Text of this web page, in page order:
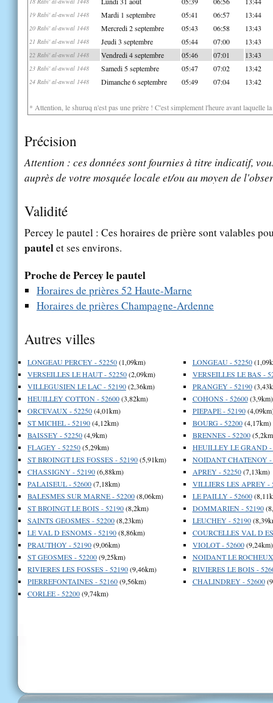
19 Rabi' al-awwal 1448 Mardi 1 septembre 05:41 06:57 13:44
20 Rabi' al-awwal 1448 Mercredi 2 septembre 05:43 06:58 13:43
21 Rabi' al-awwal 1448 Jeudi 3 septembre 05:44 07:00 13:43
22 Rabi' al-awwal 1448 Vendredi 4 septembre 05:46 07:01 13:43
23 Rabi' al-awwal 1448 Samedi 5 septembre 05:47 07:02 13:42
24 Rabi' al-awwal 1448 Dimanche 6 septembre 05:49 07:04 13:42
* Attention, le shuruq n'est pas une prière ! C'est simplement l'heure avant laquelle
Précision
Attention : ces données sont fournies à titre indicatif,
auprès de votre mosquée locale et/ou au moyen de
Validité
Percey le pautel : Ces horaires de prière sont valables
pautelet ses environs.
Proche de Percey le pautel
Horaires de prières 52 Haute-Marne
Horaires de prières Champagne-Ardenne
Autres villes
LONGEAU PERCEY - 52250(1,09km)
VERSEILLES LE HAUT - 52250(2,09km)
VILLEGUSIEN LE LAC - 52190(2,36km)
HEUILLEY COTTON - 52600(3,82km)
ORCEVAUX - 52250(4,01km)
ST MICHEL - 52190(4,12km)
BAISSEY - 52250(4,9km)
FLAGEY - 52250(5,29km)
ST BROINGT LES FOSSES - 52190(5,91km)
CHASSIGNY - 52190(6,88km)
PALAISEUL - 52600(7,18km)
BALESMES SUR MARNE - 52200(8,06km)
ST BROINGT LE BOIS - 52190(8,2km)
SAINTS GEOSMES - 52200(8,23km)
LE VAL D ESNOMS - 52190(8,86km)
PRAUTHOY - 52190(9,06km)
ST GEOSMES - 52200(9,25km)
RIVIERES LES FOSSES - 52190(9,46km)
PIERREFONTAINES - 52160(9,56km)
CORLEE - 52200(9,74km)
LONGEAU - 52250
VERSEILLES LE BAS -
PRANGEY - 52190
COHONS - 52600(3,9km)
PIEPAPE - 52190
BOURG - 52200(4,17km)
BRENNES - 52200
HEUILLEY LE GRAND -
NOIDANT CHATENOY -
APREY - 52250(7,13km)
VILLIERS LES APREY -
LE PAILLY - 52600
DOMMARIEN - 52190
LEUCHEY - 52190
COURCELLES VAL D
VIOLOT - 52600(9,24km)
NOIDANT LE
RIVIERES LE BOIS -
CHALINDREY - 52600